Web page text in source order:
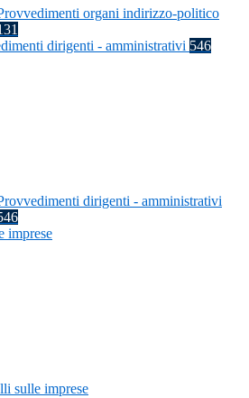
organi indirizzo-politico
dirigenti - amministrativi 546
dirigenti - amministrativi
imprese
sulle imprese